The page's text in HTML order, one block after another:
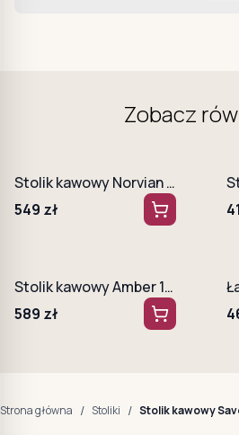
Zobacz
Stolik kawowy Norvian 90 cm Dąb Artisan + Czarny
549 zł
Stolik kawowy Amber 100 cm Dąb hikora + czarny stelaż
589 zł
Strona główna / Stoliki / Stolik kawowy